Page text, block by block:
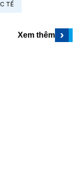
TẾ
Xem thêm ›